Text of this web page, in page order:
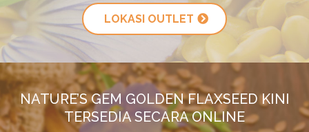
LOKASI OUTLET
NATURE’S GEM GOLDEN FLAXSEED KINI
TERSEDIA SECARA ONLINE